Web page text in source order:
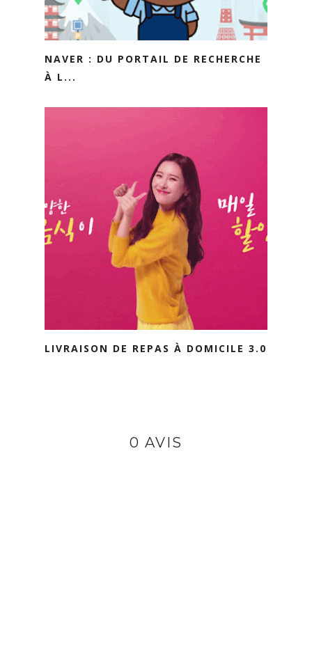
NAVER : DU PORTAIL DE RECHERCHE
À L...
LIVRAISON DE REPAS À DOMICILE 3.0
0 AVIS